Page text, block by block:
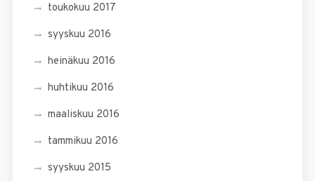
toukokuu 2017
syyskuu 2016
heinäkuu 2016
huhtikuu 2016
maaliskuu 2016
tammikuu 2016
syyskuu 2015